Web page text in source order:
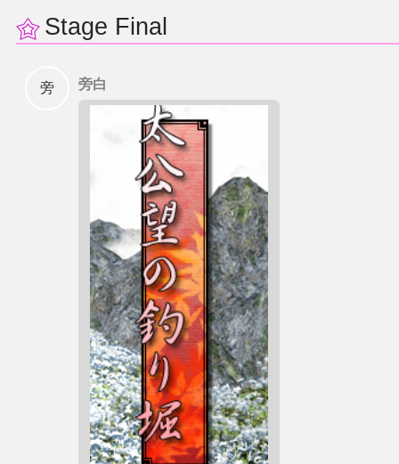
Stage Final
旁 旁白